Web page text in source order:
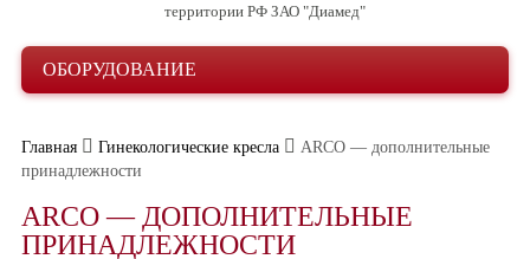
территории РФ ЗАО "Диамед"
ОБОРУДОВАНИЕ
Главная Гинекологические кресла
ARCO — дополнительные
принадлежности
ARCO — ДОПОЛНИТЕЛЬНЫЕ
ПРИНАДЛЕЖНОСТИ